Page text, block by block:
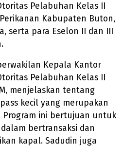
Pelabuhan Kelas II
Kabupaten Buton,
serta para Eselon II dan III
Kepala Kantor
Pelabuhan Kelas II
menjelaskan tentang
kecil yang merupakan
Program ini bertujuan untuk
bertransaksi dan
kapal. Sadudin juga